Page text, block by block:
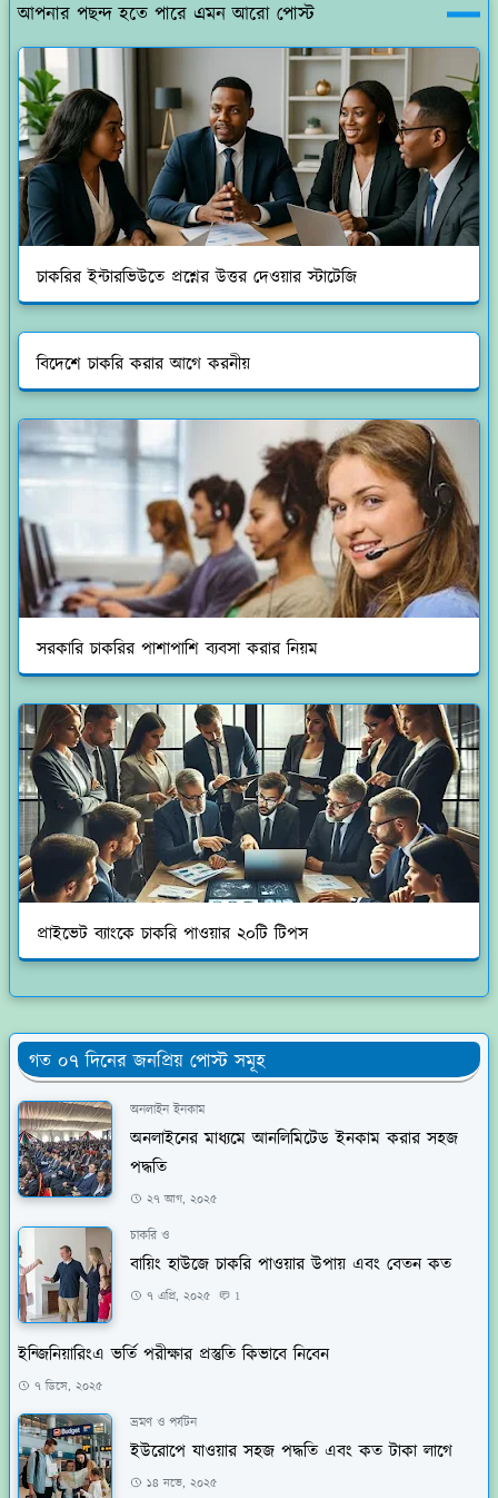
আপনার পছন্দ হতে পারে এমন আরো পোস্ট
চাকরির ইন্টারভিউতে প্রশ্নের উত্তর দেওয়ার স্টাটেজি
বিদেশে চাকরি করার আগে করনীয়
সরকারি চাকরির পাশাপাশি ব্যবসা করার নিয়ম
প্রাইভেট ব্যাংকে চাকরি পাওয়ার ২০টি টিপস
গত ০৭ দিনের জনপ্রিয় পোস্ট সমূহ
অনলাইন ইনকাম
অনলাইনের মাধ্যমে আনলিমিটেড ইনকাম করার সহজ
পদ্ধতি
২৭ আগ, ২০২৫
চাকরি ও
বায়িং হাউজে চাকরি পাওয়ার উপায় এবং বেতন কত
৭ এপ্রি, ২০২৫ 1
ইন্জিনিয়ারিংএ ভর্তি পরীক্ষার প্রস্তুতি কিভাবে নিবেন
৭ ডিসে, ২০২৫
ভ্রমণ ও পর্যটন
ইউরোপে যাওয়ার সহজ পদ্ধতি এবং কত টাকা লাগে
১৪ নভে, ২০২৫